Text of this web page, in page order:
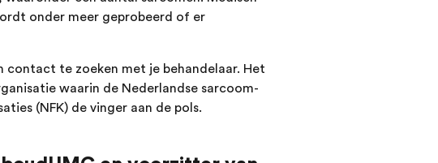
onder meer geprobeerd of er
contact te zoeken met je behandelaar. Het
waarin de Nederlandse sarcoom-
(NFK) de vinger aan de pols.